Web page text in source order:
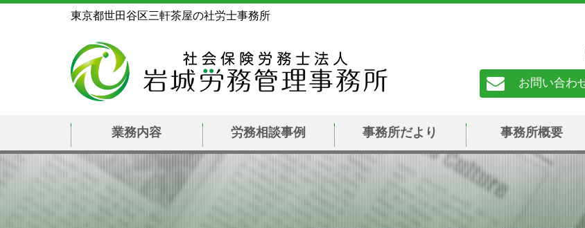
東京都世田谷区三軒茶屋の社労士事務所
お問い合わ
業務内容 労務相談事例 事務所だより 事務所概要